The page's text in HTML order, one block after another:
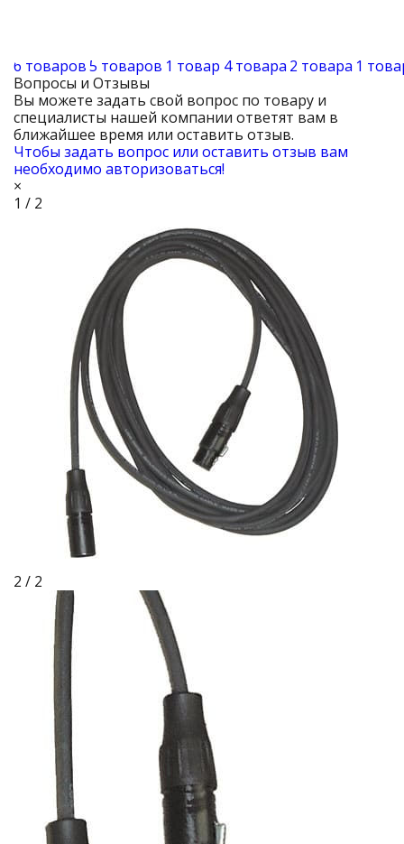
6 товаров5 товаров 1 товар 4 товара 2 товара 1
Вопросы и Отзывы
Вы можете задать свой вопрос по товару и
специалисты нашей компании ответят вам в
ближайшее время или оставить отзыв.
Чтобы задать вопрос или оставить отзыв вам
необходимо авторизоваться!
×
1 / 2
2 / 2